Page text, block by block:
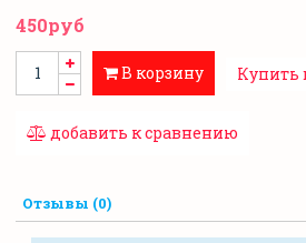
450руб
В корзину Купить
добавить к сравнению
Отзывы (0)